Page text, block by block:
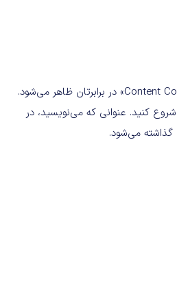
حالا پنجره «Content Control Properties» در برابرتان ظاهر می‌شود.
شروع کنید. عنوانی که می‌نویسید، در
گذاشته می‌شود.